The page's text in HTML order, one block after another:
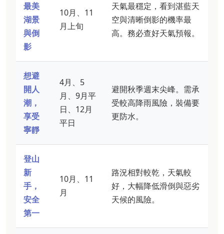
最美
湖景
與倒
影
10月、11
月上旬
天氣最穩定，看到湛藍天
空與清晰倒影的機率最
高。務必查好天氣預報。
想避
開人
潮，
享受
寧靜
4月、5
月、9月平
日、12月
平日
避開秋季週末尖峰。需承
受較高降雨風險，裝備要
更防水。
登山
新
手，
安全
第一
10月、11
月
路況相對較乾，天氣較
好，大幅降低滑倒與惡劣
天候的風險。